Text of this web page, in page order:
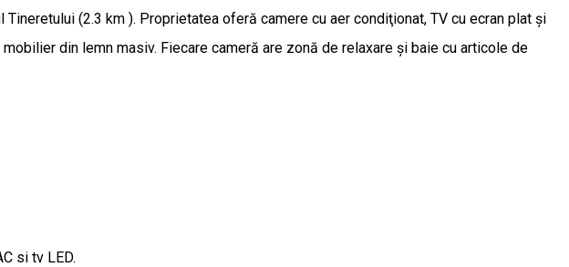
(2.3 km ). Proprietatea oferă camere cu aer condiţionat, TV cu ecran plat și
din lemn masiv. Fiecare cameră are zonă de relaxare şi baie cu articole de
si tv LED.